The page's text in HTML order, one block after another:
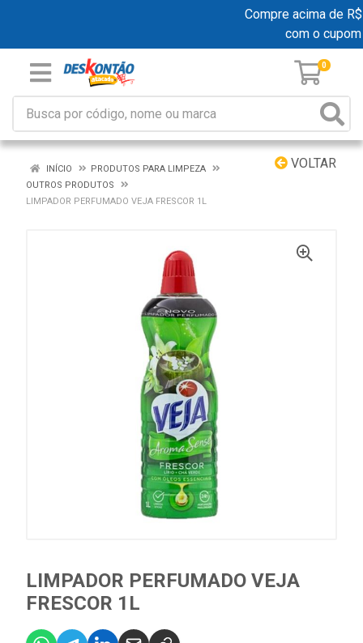
Compre acima de
com o cupom
0
VOLTAR
INÍCIO
PRODUTOS PARA LIMPEZA
OUTROS PRODUTOS
LIMPADOR PERFUMADO VEJA FRESCOR 1L
LIMPADOR PERFUMADO VEJA
FRESCOR 1L